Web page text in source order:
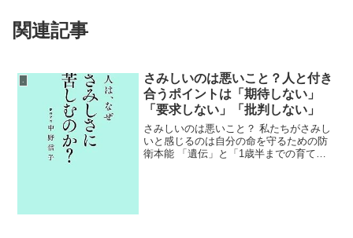
関連記事
.
さみしいのは悪いこと？人と付き
合うポイントは「期待しない」
「要求しない」「批判しない」
さみしいのは悪いこと？ 私たちがさみし
いと感じるのは自分の命を守るための防
衛本能 「遺伝」と「1歳半までの育てら